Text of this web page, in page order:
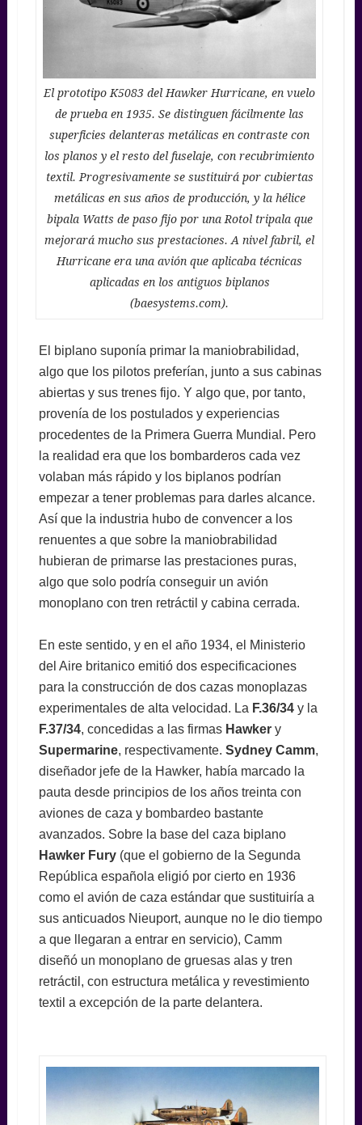
El prototipo K5083 del Hawker Hurricane, en vuelo
de prueba en 1935. Se distinguen fácilmente las
superficies delanteras metálicas en contraste con
los planos y el resto del fuselaje, con recubrimiento
textil. Progresivamente se sustituirá por cubiertas
metálicas en sus años de producción, y la hélice
bipala Watts de paso fijo por una Rotol tripala que
mejorará mucho sus prestaciones. A nivel fabril, el
Hurricane era una avión que aplicaba técnicas
aplicadas en los antiguos biplanos
(baesystems.com).
El biplano suponía primar la maniobrabilidad,
algo que los pilotos preferían, junto a sus cabinas
abiertas y sus trenes fijo. Y algo que, por tanto,
provenía de los postulados y experiencias
procedentes de la Primera Guerra Mundial. Pero
la realidad era que los bombarderos cada vez
volaban más rápido y los biplanos podrían
empezar a tener problemas para darles alcance.
Así que la industria hubo de convencer a los
renuentes a que sobre la maniobrabilidad
hubieran de primarse las prestaciones puras,
algo que solo podría conseguir un avión
monoplano con tren retráctil y cabina cerrada.
En este sentido, y en el año 1934, el Ministerio
del Aire britanico emitió dos especificaciones
para la construcción de dos cazas monoplazas
experimentales de alta velocidad. La F.36/34y la
F.37/34, concedidas a las firmas Hawkery
Supermarine, respectivamente. Sydney Camm,
diseñador jefe de la Hawker, había marcado la
pauta desde principios de los años treinta con
aviones de caza y bombardeo bastante
avanzados. Sobre la base del caza biplano
Hawker Fury(que el gobierno de la Segunda
República española eligió por cierto en 1936
como el avión de caza estándar que sustituiría a
sus anticuados Nieuport, aunque no le dio tiempo
a que llegaran a entrar en servicio), Camm
diseñó un monoplano de gruesas alas y tren
retráctil, con estructura metálica y revestimiento
textil a excepción de la parte delantera.